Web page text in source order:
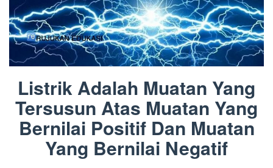
Listrik Adalah Muatan Yang
Tersusun Atas Muatan Yang
Bernilai Positif Dan Muatan
Yang Bernilai Negatif